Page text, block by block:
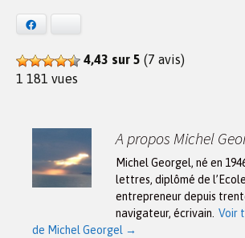
4,43 sur 5 (7 avis)
1 181 vues
A propos Michel
Michel Georgel, né en
lettres, diplômé de
entrepreneur depuis
navigateur, écrivain. Voir
de Michel Georgel →